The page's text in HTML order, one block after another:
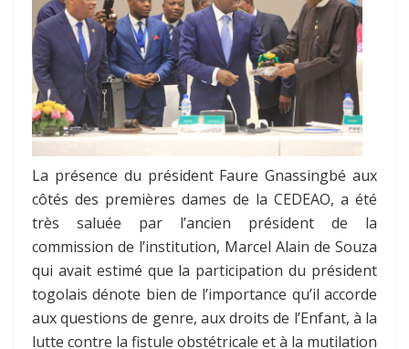
La présence du président Faure Gnassingbé aux
côtés des premières dames de la CEDEAO, a été
très saluée par l’ancien président de la
commission de l’institution, Marcel Alain de Souza
qui avait estimé que la participation du président
togolais dénote bien de l’importance qu’il accorde
aux questions de genre, aux droits de l’Enfant, à la
lutte contre la fistule obstétricale et à la mutilation